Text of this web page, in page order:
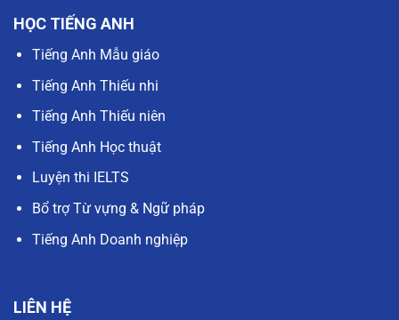
HỌC TIẾNG ANH
Tiếng Anh Mẫu giáo
Tiếng Anh Thiếu nhi
Tiếng Anh Thiếu niên
Tiếng Anh Học thuật
Luyện thi IELTS
Bổ trợ Từ vựng & Ngữ pháp
Tiếng Anh Doanh nghiệp
LIÊN HỆ